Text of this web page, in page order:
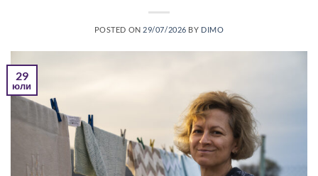
POSTED ON 29/07/2026 BY DIMO
29
юли